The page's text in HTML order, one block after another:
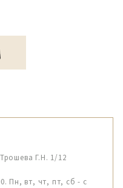
Г.Н. 1/12
Пн, вт, чт, пт, сб - с